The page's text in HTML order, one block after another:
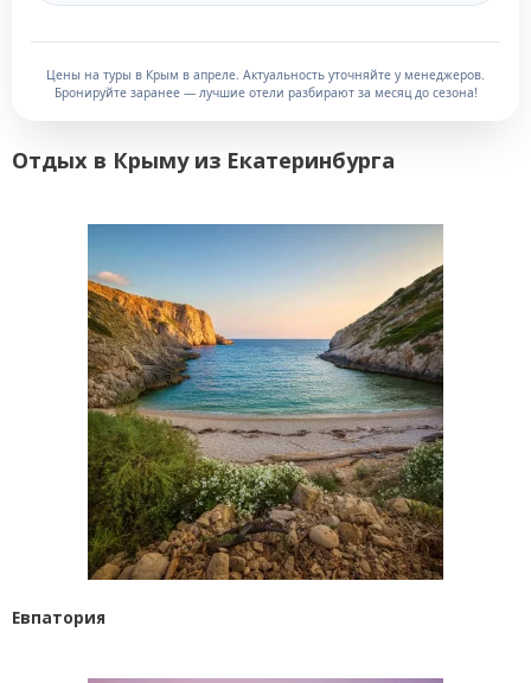
Цены на туры в Крым в апреле. Актуальность уточняйте у менеджеров.
Бронируйте заранее — лучшие отели разбирают за месяц до сезона!
Отдых в Крыму из Екатеринбурга
Евпатория